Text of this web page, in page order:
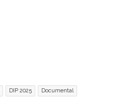
DIP 2025 Documental